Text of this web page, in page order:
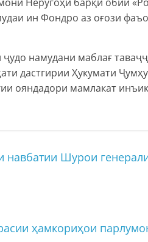
ин Фондро аз оғози
намудани маблағ
дастгирии Ҳукумати
ояндадори мамлакат
Шурои
ҳамкориҳои